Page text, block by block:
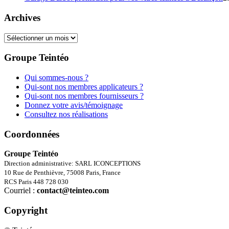
Archives
Archives
Groupe Teintéo
Qui sommes-nous ?
Qui-sont nos membres applicateurs ?
Qui-sont nos membres fournisseurs ?
Donnez votre avis/témoignage
Consultez nos réalisations
Coordonnées
Groupe Teintéo
Direction administrative: SARL ICONCEPTIONS
10 Rue de Penthièvre, 75008 Paris, France
RCS Paris 448 728 030
Courriel : contact@teinteo.com
Copyright